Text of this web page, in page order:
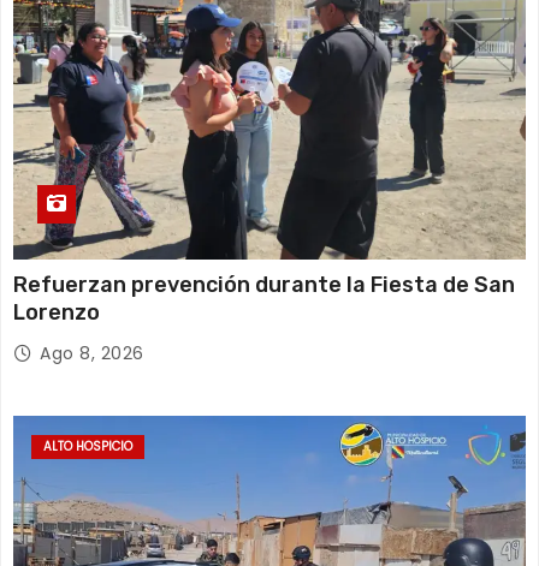
a
s
Refuerzan prevención durante la Fiesta de San
Lorenzo
Ago 8, 2026
ALTO HOSPICIO